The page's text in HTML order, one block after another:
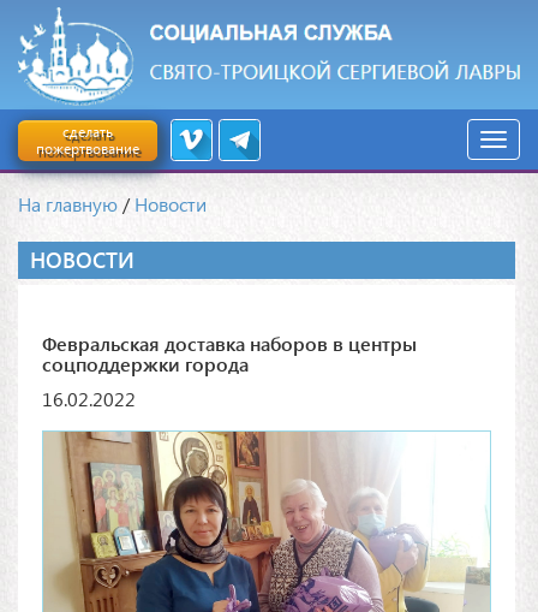
сделать
пожертвование
На главную /Новости
НОВОСТИ
Февральская доставка наборов в центры
соцподдержки города
16.02.2022